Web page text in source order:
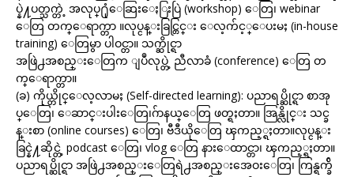
ပ္နဲ႔ပတ္သက္တဲ့ အလုပ္႐ုံေဆြးေႏြးပြဲ (workshop) ေတြ၊ webinar
ေတြ တက္ေရာက္တာ ။လုပ္ငန္းခြင္တြင္း ေလ့က်င့္ေပးမႈ (in-house
training) ေတြမွာ ပါဝင္တာ။ သက္ဆိုင္ရာ
အဖြဲ႕အစည္းေတြက ျပဳလုပ္တဲ့ ညီလာခံ (conference) ေတြ တ
က္ေရာက္တာ။
(ခ) ကိုယ္တိုင္ေလ့လာမႈ (Self-directed learning): ပညာရပ္ဆိုင္ရာ စာအု
ပ္ေတြ၊ ေဆာင္းပါးေတြ၊ဂ်ာနယ္ေတြ ဖတ္ရႈတာ။ အြန္လိုင္း သင္ခ
န္းစာ (online courses) ေတြ၊ ဗီဒီယိုေတြ ၾကည့္ရႈတာ။လုပ္ငန္း
ခြင္နဲ႔ဆိုင္တဲ့ podcast ေတြ၊ vlog ေတြ နားေထာင္တာ၊ ၾကည့္ရႈတာ။
ပညာရပ္ဆိုင္ရာ အဖြဲ႕အစည္းေတြရဲ႕အစည္းအေဝးေတြ၊ ကြန္ရက္ခ်ိ